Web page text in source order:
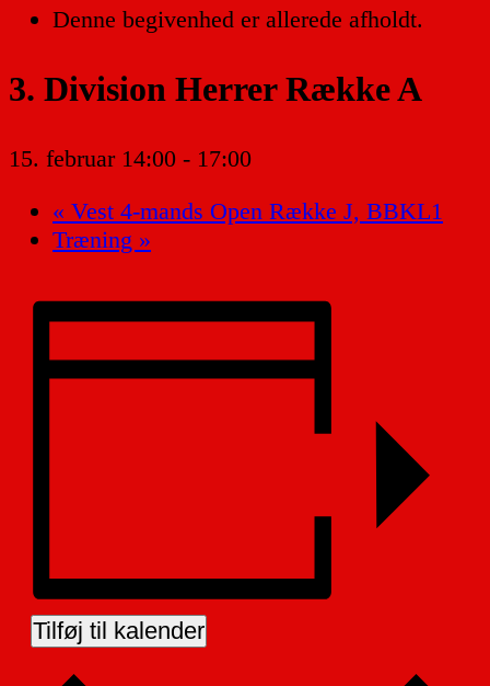
Denne begivenhed er allerede afholdt.
3. Division Herrer Række A
15. februar 14:00 - 17:00
« Vest 4-mands Open Række J, BBKL1
Træning »
Tilføj til kalender